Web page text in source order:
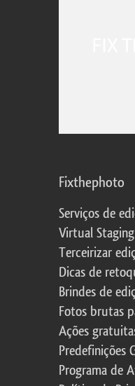
Fixthephoto
Serviços de
Virtual Staging
Terceirizar
Dicas de
Brindes de
Fotos brutas
Ações
Predefinições
Programa de